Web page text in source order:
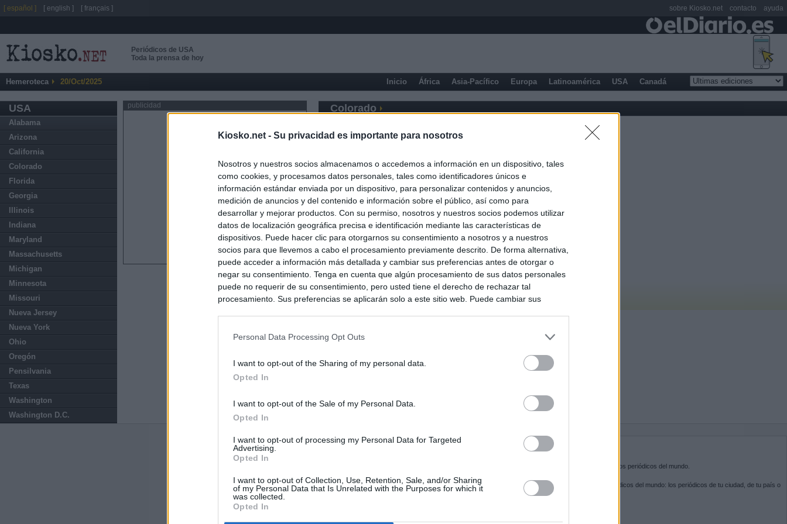
Kiosko.net - Su privacidad es importante para nosotros
Nosotros y nuestros socios almacenamos o accedemos a información en un dispositivo, tales
como cookies, y procesamos datos personales, tales como identificadores únicos e
información estándar enviada por un dispositivo, para personalizar contenidos y anuncios,
medición de anuncios y del contenido e información sobre el público, así como para
desarrollar y mejorar productos. Con su permiso, nosotros y nuestros socios podemos utilizar
datos de localización geográfica precisa e identificación mediante las características de
dispositivos. Puede hacer clic para otorgarnos su consentimiento a nosotros y a nuestros
socios para que llevemos a cabo el procesamiento previamente descrito. De forma alternativa,
puede acceder a información más detallada y cambiar sus preferencias antes de otorgar o
negar su consentimiento. Tenga en cuenta que algún procesamiento de sus datos personales
puede no requerir de su consentimiento, pero usted tiene el derecho de rechazar tal
procesamiento. Sus preferencias se aplicarán solo a este sitio web. Puede cambiar sus
Personal Data Processing Opt Outs
I want to opt-out of the Sharing of my personal data.
Opted In
I want to opt-out of the Sale of my Personal Data.
Opted In
I want to opt-out of processing my Personal Data for Targeted
Advertising.
Opted In
I want to opt-out of Collection, Use, Retention, Sale, and/or Sharing
of my Personal Data that Is Unrelated with the Purposes for which it
was collected.
Opted In
Periódicos de USA
Toda la prensa de hoy
Hemeroteca 20/Oct/2025 Inicio África Asia-Pacífico Europa Latinoamérica USA Canadá
USA
Alabama
Arizona
California
Colorado
Florida
Georgia
Illinois
Indiana
Maryland
Massachusetts
Michigan
Minnesota
Missouri
Nueva Jersey
Nueva York
Ohio
Oregón
Pensilvania
Texas
Washington
Washington D.C.
publicidad Colorado
Últimas noticias
que Madrid no tiene residencia oficial para la presidenta"
El Gobierno de Ayuso no puede destinar directamente la venta del ático de
SOBRE KIOSKO.NET
es la puerta de entrada a los periódicos del mundo.
Navega por las portadas de los periódicos del mundo: los periódicos de tu ciudad, de tu país o
del otro extremo del mundo.
[ español ] [ english ] [ français ] sobre Kiosko.net contacto ayuda